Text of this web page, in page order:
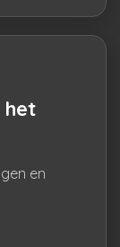
het
en